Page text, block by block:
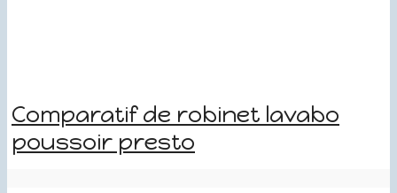
Comparatif de robinet lavabo
poussoir presto